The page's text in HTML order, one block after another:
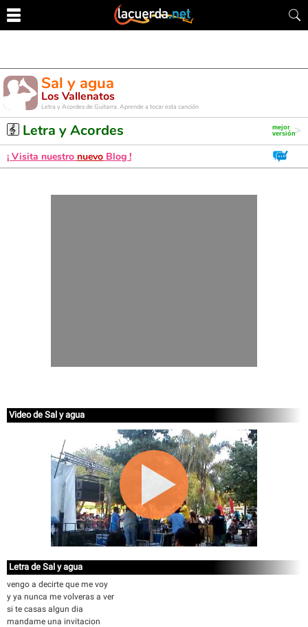
Sal y agua
Los Vallenatos
Letra y Acordes de Guitarra. Aprende a tocar esta canción
Letra y Acordes
¡ Visita nuestro nuevo Blog !
Video de Sal y agua
Letra de Sal y agua
vengo a decirte que me voy
y ya nunca me volveras a ver
si te casas algun dia
mandame una invitacion